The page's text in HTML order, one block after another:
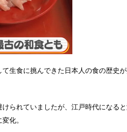
生食に挑んできた日本人の食の歴史
られていましたが、江戸時代になる
化。